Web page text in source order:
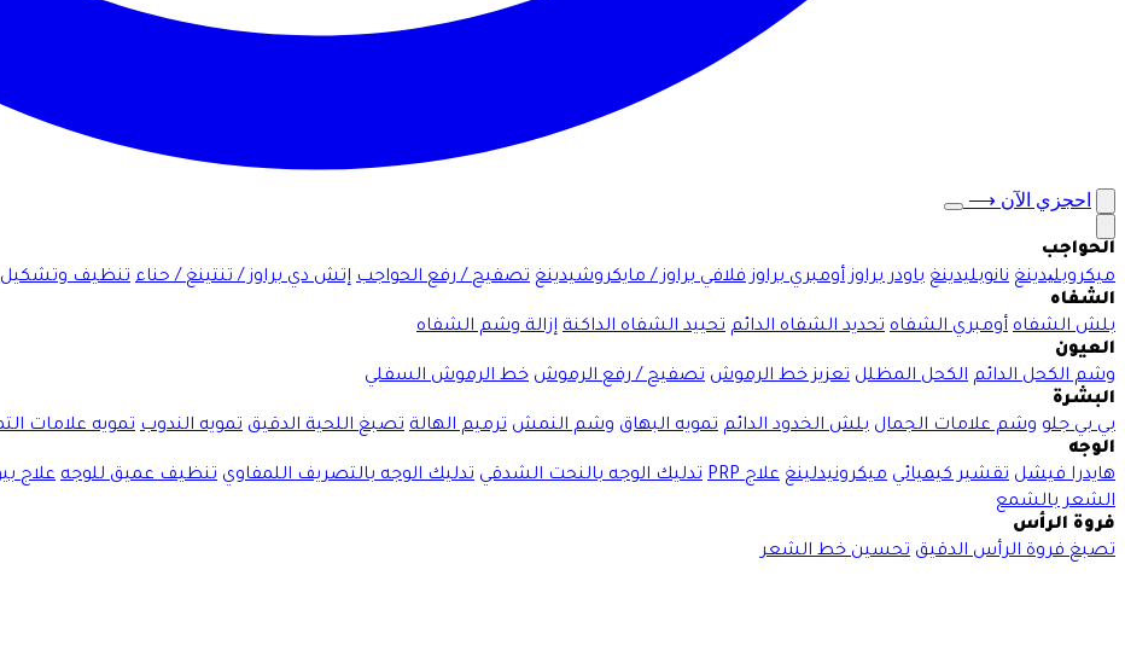
احجزي الآن ⟶
الحواجب
ميكروبلیدينغ نانوبليدينغ باودر براوز أومبري براوز فلافي براوز / مايكروشيدينغ تصفيح / رفع الحواجب إتش دي براوز / تنتينغ / حناء تنظيف وتشكيل
الشفاه
بلش الشفاه أومبري الشفاه تحديد الشفاه الدائم تحييد الشفاه الداكنة إزالة وشم الشفاه
العيون
وشم الكحل الدائم الكحل المظلل تعزيز خط الرموش تصفيح / رفع الرموش خط الرموش السفلي
البشرة
بي بي جلو وشم علامات الجمال بلش الخدود الدائم تمويه البهاق وشم النمش ترميم الهالة تصبغ اللحية الدقيق تمويه الندوب تمويه علامات
الوجه
هايدرا فيشل تقشير كيميائي ميكرونيدلينغ علاج PRP تدليك الوجه بالنحت الشدقي تدليك الوجه بالتصريف اللمفاوي تنظيف عميق للوجه علاج
الشعر بالشمع
فروة الرأس
تصبغ فروة الرأس الدقيق تحسين خط الشعر